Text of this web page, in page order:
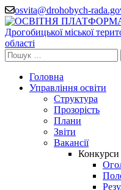
Перейти
до
вмісту
(натисніть
Enter)
osvita@drohobych-
Пошук:
Головна
Управління освіти
Структура
Прозорість
Плани
Звіти
Вакансії
Конкурси